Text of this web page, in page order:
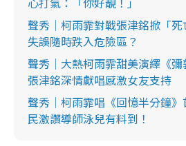
聲秀｜柯雨霏對戰張津銘掀「
失誤隨時跌入危險區？
聲秀｜大熱柯雨霏甜美演繹《
張津銘深情獻唱感激女友支持
聲秀｜柯雨霏唱《回憶半分鐘
民激讚導師泳兒有料到！